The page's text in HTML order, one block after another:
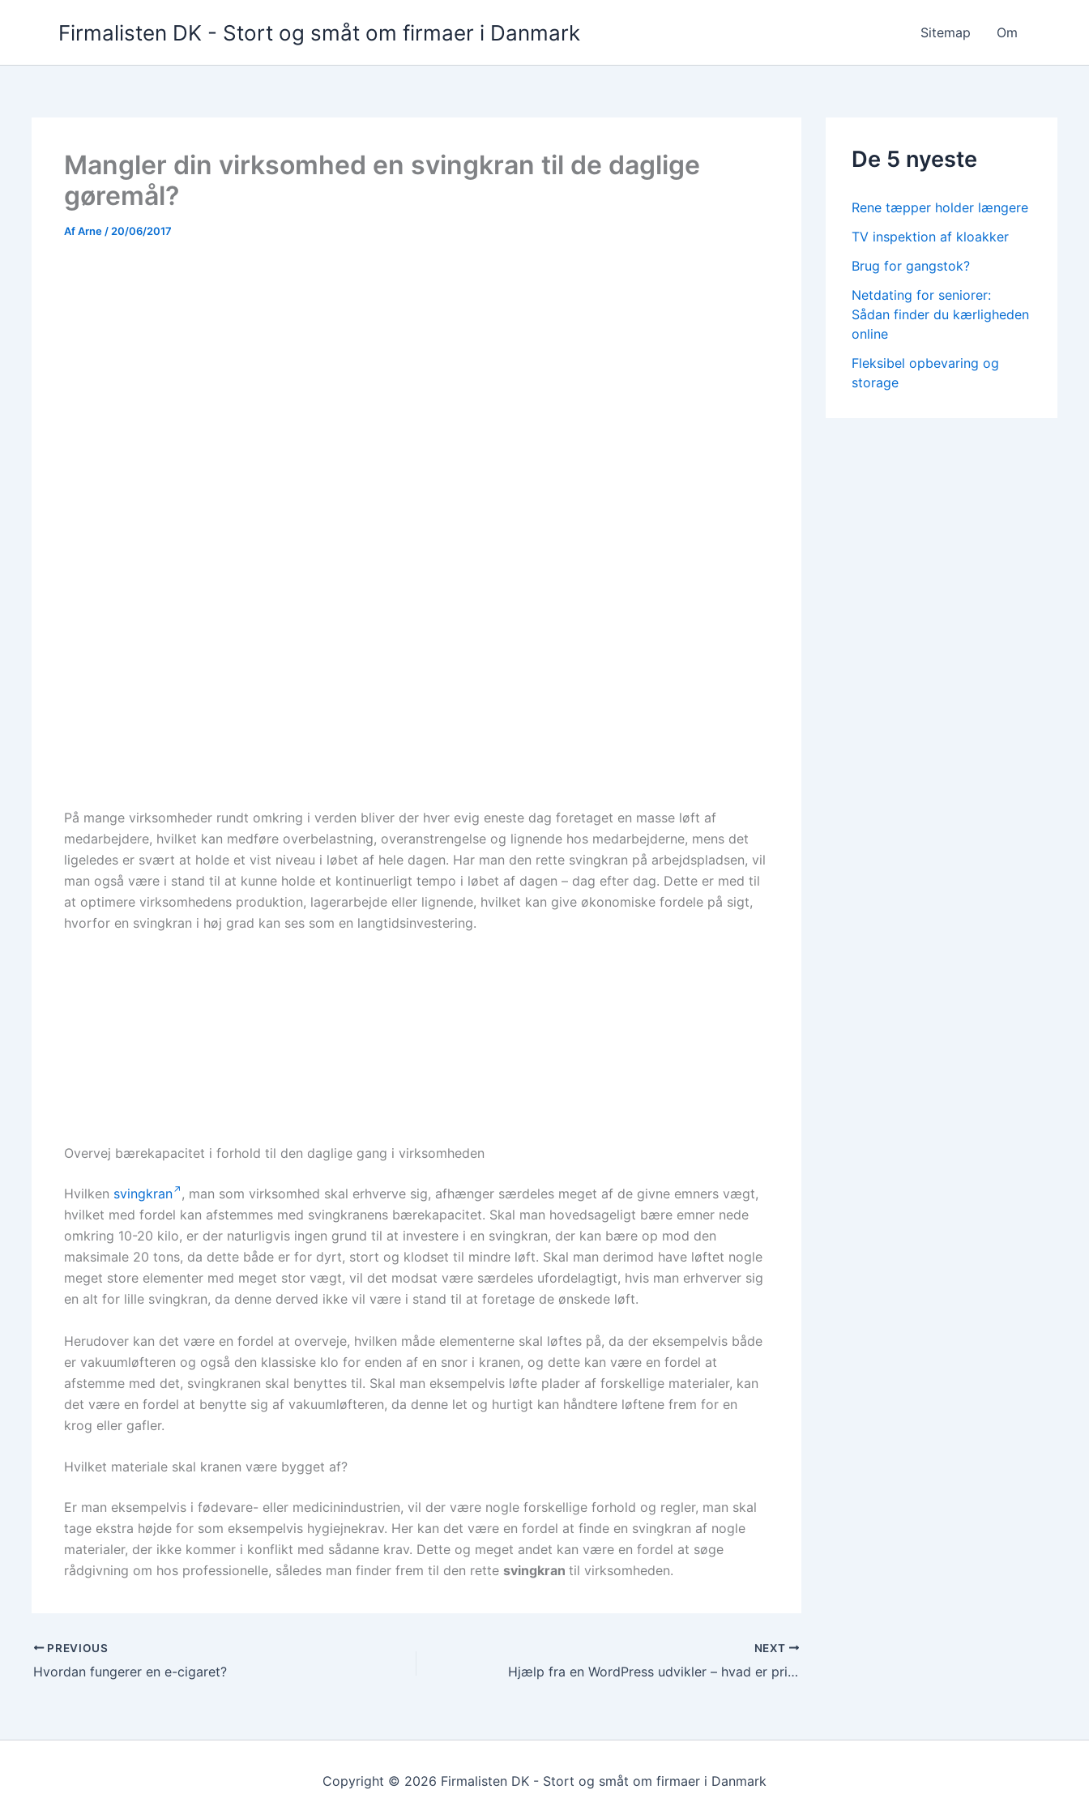
Firmalisten DK - Stort og småt om firmaer i Danmark Sitemap Om
Mangler din virksomhed en svingkran til de daglige
gøremål?
AfArne / 20/06/2017
På mange virksomheder rundt omkring i verden bliver der hver evig eneste dag foretaget en masse løft af
medarbejdere, hvilket kan medføre overbelastning, overanstrengelse og lignende hos medarbejderne, mens det
ligeledes er svært at holde et vist niveau i løbet af hele dagen. Har man den rette svingkran på arbejdspladsen, vil
man også være i stand til at kunne holde et kontinuerligt tempo i løbet af dagen – dag efter dag. Dette er med til
at optimere virksomhedens produktion, lagerarbejde eller lignende, hvilket kan give økonomiske fordele på sigt,
hvorfor en svingkran i høj grad kan ses som en langtidsinvestering.
Overvej bærekapacitet i forhold til den daglige gang i virksomheden
Hvilken svingkran , man som virksomhed skal erhverve sig, afhænger særdeles meget af de givne emners vægt,
hvilket med fordel kan afstemmes med svingkranens bærekapacitet. Skal man hovedsageligt bære emner nede
omkring 10-20 kilo, er der naturligvis ingen grund til at investere i en svingkran, der kan bære op mod den
maksimale 20 tons, da dette både er for dyrt, stort og klodset til mindre løft. Skal man derimod have løftet nogle
meget store elementer med meget stor vægt, vil det modsat være særdeles ufordelagtigt, hvis man erhverver sig
en alt for lille svingkran, da denne derved ikke vil være i stand til at foretage de ønskede løft.
Herudover kan det være en fordel at overveje, hvilken måde elementerne skal løftes på, da der eksempelvis både
er vakuumløfteren og også den klassiske klo for enden af en snor i kranen, og dette kan være en fordel at
afstemme med det, svingkranen skal benyttes til. Skal man eksempelvis løfte plader af forskellige materialer, kan
det være en fordel at benytte sig af vakuumløfteren, da denne let og hurtigt kan håndtere løftene frem for en
krog eller gafler.
Hvilket materiale skal kranen være bygget af?
Er man eksempelvis i fødevare- eller medicinindustrien, vil der være nogle forskellige forhold og regler, man skal
tage ekstra højde for som eksempelvis hygiejnekrav. Her kan det være en fordel at finde en svingkran af nogle
materialer, der ikke kommer i konflikt med sådanne krav. Dette og meget andet kan være en fordel at søge
rådgivning om hos professionelle, således man finder frem til den rette svingkran til virksomheden.
PREVIOUS
Hvordan fungerer en e-cigaret?
NEXT
Hjælp fra en WordPress udvikler – hvad er priserne?
De 5 nyeste
Rene tæpper holder længere
TV inspektion af kloakker
Brug for gangstok?
Netdating for seniorer:
Sådan finder du kærligheden
online
Fleksibel opbevaring og
storage
Copyright © 2026 Firmalisten DK - Stort og småt om firmaer i Danmark